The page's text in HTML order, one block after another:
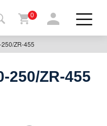
0
ZR-455
250/ZR-455